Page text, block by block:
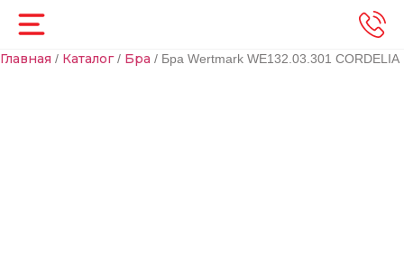
Главная / Каталог/ Бра / Бра Wertmark WE132.03.301 CORDELIA